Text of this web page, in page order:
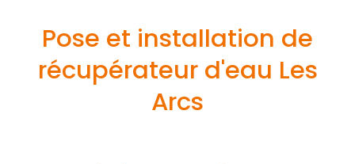
Pose et installation de
récupérateur d'eau Les
Arcs